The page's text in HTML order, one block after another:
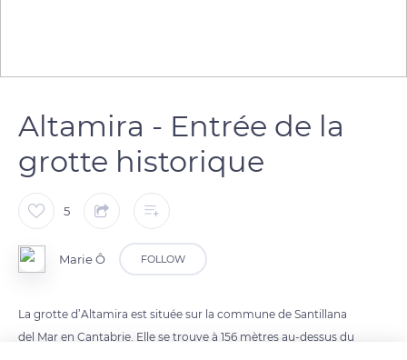
Altamira - Entrée de la
grotte historique
5
Marie Ô FOLLOW
La grotte d’Altamira est située sur la commune de Santillana
del Mar en Cantabrie. Elle se trouve à 156 mètres au-dessus du